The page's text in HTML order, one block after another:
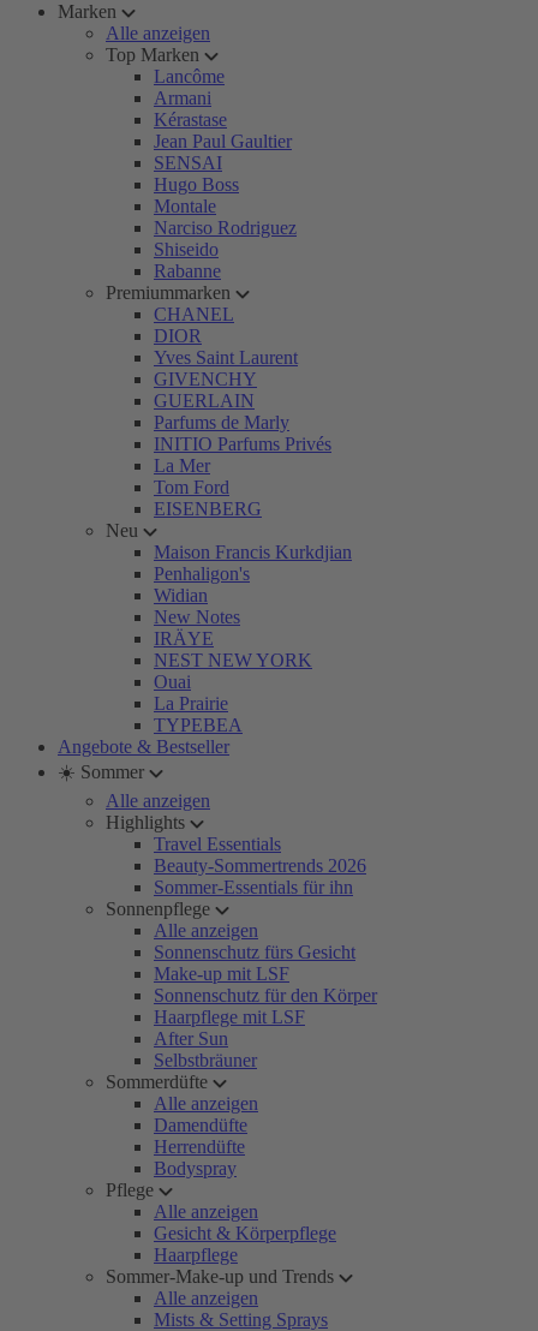
Marken
Alle anzeigen
Top Marken
Lancôme
Armani
Kérastase
Jean Paul Gaultier
SENSAI
Hugo Boss
Montale
Narciso Rodriguez
Shiseido
Rabanne
Premiummarken
CHANEL
DIOR
Yves Saint Laurent
GIVENCHY
GUERLAIN
Parfums de Marly
INITIO Parfums Privés
La Mer
Tom Ford
EISENBERG
Neu
Maison Francis Kurkdjian
Penhaligon's
Widian
New Notes
IRÄYE
NEST NEW YORK
Ouai
La Prairie
TYPEBEA
Angebote & Bestseller
☀️ Sommer
Alle anzeigen
Highlights
Travel Essentials
Beauty-Sommertrends 2026
Sommer-Essentials für ihn
Sonnenpflege
Alle anzeigen
Sonnenschutz fürs Gesicht
Make-up mit LSF
Sonnenschutz für den Körper
Haarpflege mit LSF
After Sun
Selbstbräuner
Sommerdüfte
Alle anzeigen
Damendüfte
Herrendüfte
Bodyspray
Pflege
Alle anzeigen
Gesicht & Körperpflege
Haarpflege
Sommer-Make-up und Trends
Alle anzeigen
Mists & Setting Sprays